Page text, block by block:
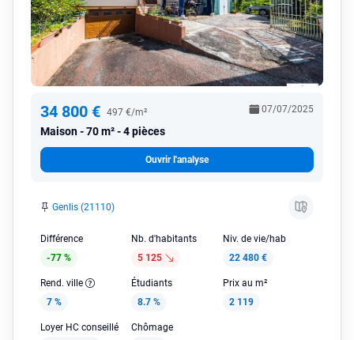
34 800 € 497 €/m²
Maison 70 m² - 4 pièces
07/07/2025
Ouvrir l'analyse
Genlis (21110)
Différence
-77 %
Nb. d'habitants
5 125
Niv. de vie/hab
22 480 €
Rend. ville
7 %
Étudiants
8.7 %
Prix au m²
2 119
Loyer HC conseillé
Chômage